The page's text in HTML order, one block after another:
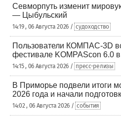
Севморпуть изменит
— Цыбульский
14:19 , 06 Августа 2026 / судоходство
Пользователи КОМПАС-3D
фестивале KOMPAScon 6.0
14:15 , 06 Августа 2026 / пресс-релизы
В Приморье подвели итоги
2026 года и начали
14:02 , 06 Августа 2026 / события